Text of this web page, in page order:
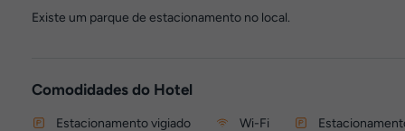
Existe um parque de estacionamento no local.
Comodidades do Hotel
Estacionamento vigiado Wi-Fi